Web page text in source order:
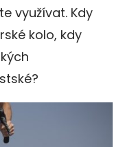
využívat. Kdy
kolo, kdy